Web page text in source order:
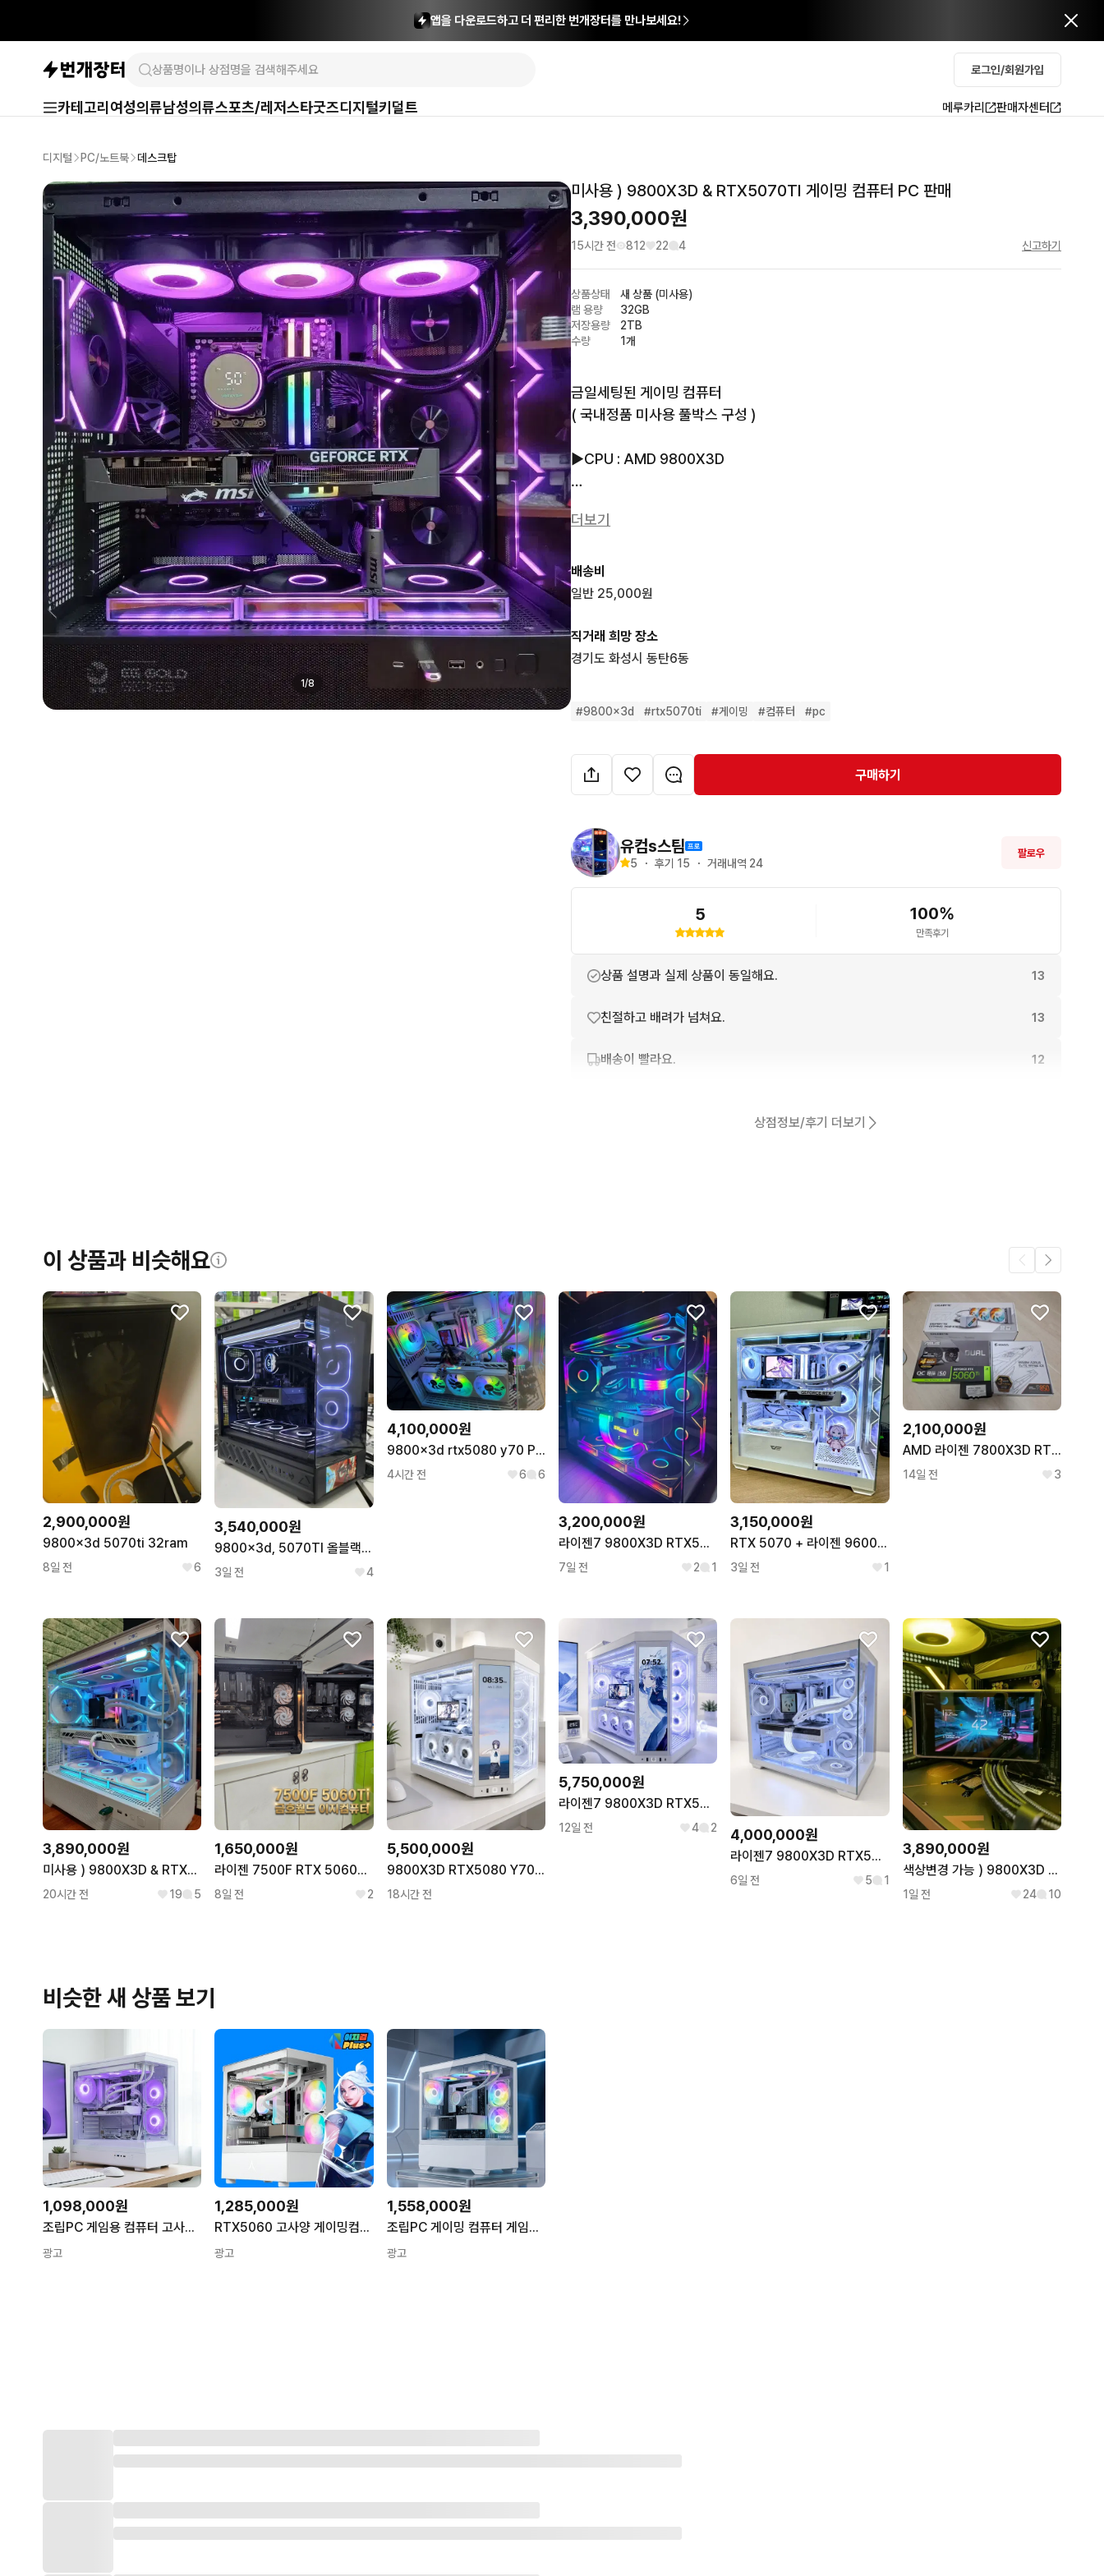
앱을 다운로드하고 더 편리한 번개장터를 만나보세요!
로그인/회원가입
카테고리 여성의류남성의류스포츠/레저스타굿즈디지털키덜트 메루카리 판매자센터
디지털 PC/노트북 데스크탑
1/8
미사용 ) 9800X3D & RTX5070TI 게이밍 컴퓨터 PC 판매
3,390,000원
15시간 전 812 22 4 신고하기
상품상태
새 상품 (미사용)
램 용량
32GB
저장용량
2TB
수량
1개
금일세팅된 게이밍 컴퓨터
( 국내정품 미사용 풀박스 구성 )
▶️CPU : AMD 9800X3D
▶️램 :  DDR5   16x2 32GB
▶️저장장치 : M.2 SSD 2TB  ( 유일한 중고 )
▶️케이스 :  마이크로닉스 ML-360 와이드 뷰 BTF ( 하단 리버스펜 3개 추가장착 )
문의후 거래합니다.
( 다른 문의하기 누르심 됩니다 )
더보기
배송비
일반 25,000원
직거래 희망 장소
경기도 화성시 동탄6동
#9800x3d #rtx5070ti #게이밍 #컴퓨터 #pc
구매하기
유컴s스팀
5 ・ 후기 15 ・ 거래내역 24
팔로우
5 100%
만족후기
상품 설명과 실제 상품이 동일해요. 13
친절하고 배려가 넘쳐요. 13
배송이 빨라요. 12
상점정보/후기 더보기
이 상품과 비슷해요
2,900,000원
9800x3d 5070ti 32ram
8일 전 6
3,540,000원
9800x3d, 5070TI 올블랙 튜닝PC팝니다
3일 전 4
4,100,000원
9800x3d rtx5080 y70 PC 본체
4시간 전 6 6
3,200,000원
라이젠7 9800X3D RTX5070TI 본체 급매합니다
7일 전 2 1
3,150,000원
RTX 5070 + 라이젠 9600X [미사용 새 컴퓨터] 고성능 게이밍 데스크탑 PC (부품박스)
3일 전 1
2,100,000원
AMD 라이젠 7800X3D RTX 5060Ti 게이밍 PC
14일 전 3
3,890,000원
미사용 ) 9800X3D & RTX5080 게이밍 컴퓨터 PC
20시간 전 19 5
1,650,000원
라이젠 7500F RTX 5060Ti 게이밍PC 판매
8일 전 2
5,500,000원
9800X3D RTX5080 Y70 신품본체 팝니다
18시간 전
5,750,000원
라이젠7 9800X3D RTX5080 Y70 어항본체 팝니다
12일 전 4 2 4,000,000원
라이젠7 9800X3D RTX5080 신품PC 팝니다
6일 전 5 1
3,890,000원
색상변경 가능 ) 9800X3D & RTX5080 컴퓨터
1일 전 24 10
비슷한 새 상품 보기
1,098,000원
조립PC 게임용 컴퓨터 고사양 피씨 본체 게이밍 아이온2 견적 조립컴 본체 02
광고
1,285,000원
RTX5060 고사양 게이밍컴퓨터 PC방 조립PC 배그 롤 발로란트 게임용 본체 EZ01
광고
1,558,000원
조립PC 게이밍 컴퓨터 게임용 조립식 본체 RTX5060 TI 고사양 아이온2 UL2
광고